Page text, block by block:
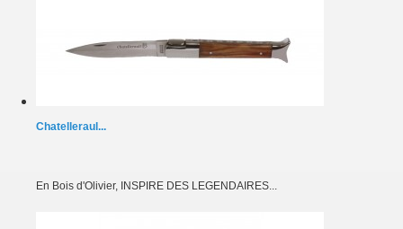
Chatelleraul...
En Bois d'Olivier, INSPIRE DES LEGENDAIRES...